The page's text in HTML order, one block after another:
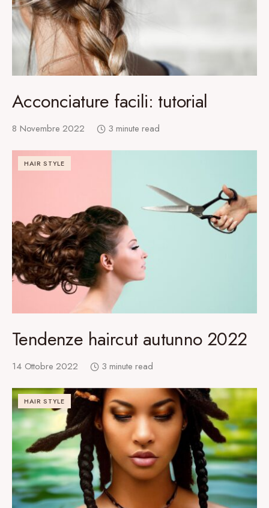
Acconciature facili: tutorial
8 Novembre 2022 3 minute read
HAIR STYLE
Tendenze haircut autunno 2022
14 Ottobre 2022 3 minute read
HAIR STYLE